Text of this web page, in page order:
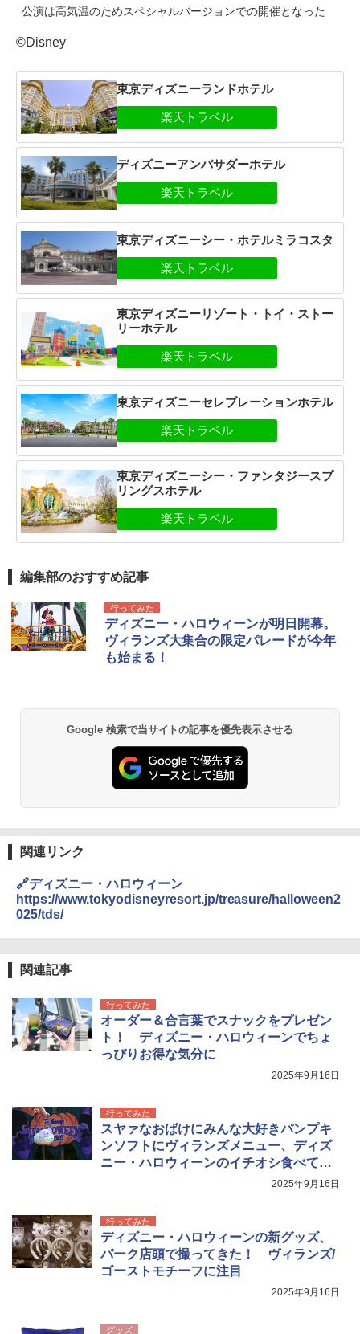
公演は高気温のためスペシャルバージョンでの開催となった
©Disney
東京ディズニーランドホテル
ディズニーアンバサダーホテル
東京ディズニーシー・ホテルミラコスタ
東京ディズニーリゾート・トイ・ストー
リーホテル
東京ディズニーセレブレーションホテル
東京ディズニーシー・ファンタジースプ
リングスホテル
編集部のおすすめ記事
行ってみた
ディズニー・ハロウィーンが明日開幕。
ヴィランズ大集合の限定パレードが今年
も始まる！
Google 検索で当サイトの記事を優先表示させる
関連リンク
🔗ディズニー・ハロウィーン
https://www.tokyodisneyresort.jp/treasure/halloween2
025/tds/
関連記事
行ってみた
オーダー＆合言葉でスナックをプレゼン
ト！ ディズニー・ハロウィーンでちょ
っぴりお得な気分に
2025年9月16日
行ってみた
スヤァなおばけにみんな大好きパンプキ
ンソフトにヴィランズメニュー、ディズ
ニー・ハロウィーンのイチオシ食べてみ
2025年9月16日
行ってみた
ディズニー・ハロウィーンの新グッズ、
パーク店頭で撮ってきた！ ヴィランズ/
ゴーストモチーフに注目
2025年9月16日
グッズ